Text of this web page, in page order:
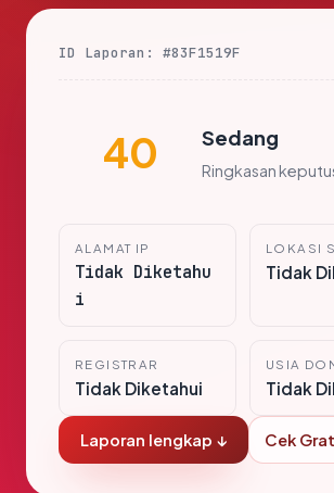
ID Laporan: #83F1519F
40 Sedang
Ringkasan
ALAMAT IP
Tidak Diketahu
i
LOKASI
Tidak
REGISTRAR
Tidak Diketahui
USIA
Tidak
Laporan lengkap ↓ Cek